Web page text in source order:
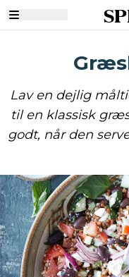
Lav en dejlig
til en klassisk
godt, når den